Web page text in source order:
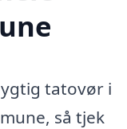
tatovør i
så tjek